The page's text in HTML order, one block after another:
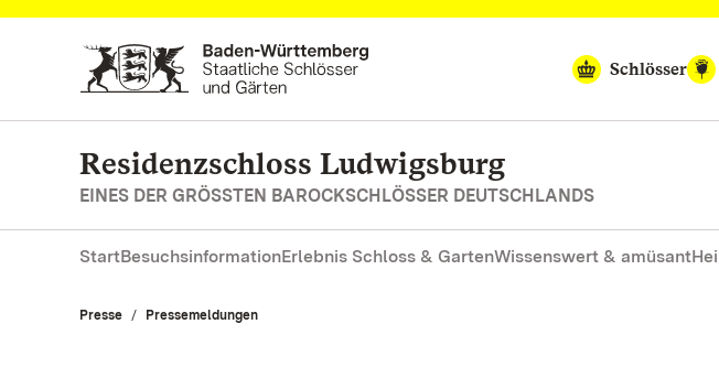
Zum Hauptinhalt springen
Schlösser
Residenzschloss Ludwigsburg
EINES DER GRÖSSTEN BAROCKSCHLÖSSER DEUTSCHLANDS
StartBesuchsinformationErlebnis Schloss & GartenWissenswert & amüsant
Presse Pressemeldungen